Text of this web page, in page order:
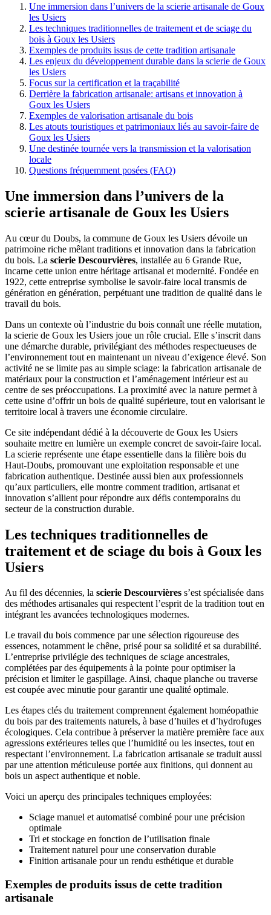
Une immersion dans l’univers de la scierie artisanale de Goux
les Usiers
Les techniques traditionnelles de traitement et de sciage du
bois à Goux les Usiers
Exemples de produits issus de cette tradition artisanale
Les enjeux du développement durable dans la scierie de Goux
les Usiers
Focus sur la certification et la traçabilité
Derrière la fabrication artisanale: artisans et innovation à
Goux les Usiers
Exemples de valorisation artisanale du bois
Les atouts touristiques et patrimoniaux liés au savoir-faire de
Goux les Usiers
Une destinée tournée vers la transmission et la valorisation
locale
Questions fréquemment posées (FAQ)
Une immersion dans l’univers de la
scierie artisanale de Goux les Usiers
Au cœur du Doubs, la commune de Goux les Usiers dévoile un
patrimoine riche mêlant traditions et innovation dans la fabrication
du bois. La scierie Descourvières, installée au 6 Grande Rue,
incarne cette union entre héritage artisanal et modernité. Fondée en
1922, cette entreprise symbolise le savoir-faire local transmis de
génération en génération, perpétuant une tradition de qualité dans le
travail du bois.
Dans un contexte où l’industrie du bois connaît une réelle mutation,
la scierie de Goux les Usiers joue un rôle crucial. Elle s’inscrit dans
une démarche durable, privilégiant des méthodes respectueuses de
l’environnement tout en maintenant un niveau d’exigence élevé. Son
activité ne se limite pas au simple sciage: la fabrication artisanale de
matériaux pour la construction et l’aménagement intérieur est au
centre de ses préoccupations. La proximité avec la nature permet à
cette usine d’offrir un bois de qualité supérieure, tout en valorisant le
territoire local à travers une économie circulaire.
Ce site indépendant dédié à la découverte de Goux les Usiers
souhaite mettre en lumière un exemple concret de savoir-faire local.
La scierie représente une étape essentielle dans la filière bois du
Haut-Doubs, promouvant une exploitation responsable et une
fabrication authentique. Destinée aussi bien aux professionnels
qu’aux particuliers, elle montre comment tradition, artisanat et
innovation s’allient pour répondre aux défis contemporains du
secteur de la construction durable.
Les techniques traditionnelles de
traitement et de sciage du bois à Goux les
Usiers
Au fil des décennies, la scierie Descourvières s’est spécialisée dans
des méthodes artisanales qui respectent l’esprit de la tradition tout en
intégrant les avancées technologiques modernes.
Le travail du bois commence par une sélection rigoureuse des
essences, notamment le chêne, prisé pour sa solidité et sa durabilité.
L’entreprise privilégie des techniques de sciage ancestrales,
complétées par des équipements à la pointe pour optimiser la
précision et limiter le gaspillage. Ainsi, chaque planche ou traverse
est coupée avec minutie pour garantir une qualité optimale.
Les étapes clés du traitement comprennent également homéopathie
du bois par des traitements naturels, à base d’huiles et d’hydrofuges
écologiques. Cela contribue à préserver la matière première face aux
agressions extérieures telles que l’humidité ou les insectes, tout en
respectant l’environnement. La fabrication artisanale se traduit aussi
par une attention méticuleuse portée aux finitions, qui donnent au
bois un aspect authentique et noble.
Voici un aperçu des principales techniques employées:
Sciage manuel et automatisé combiné pour une précision
optimale
Tri et stockage en fonction de l’utilisation finale
Traitement naturel pour une conservation durable
Finition artisanale pour un rendu esthétique et durable
Exemples de produits issus de cette tradition
artisanale